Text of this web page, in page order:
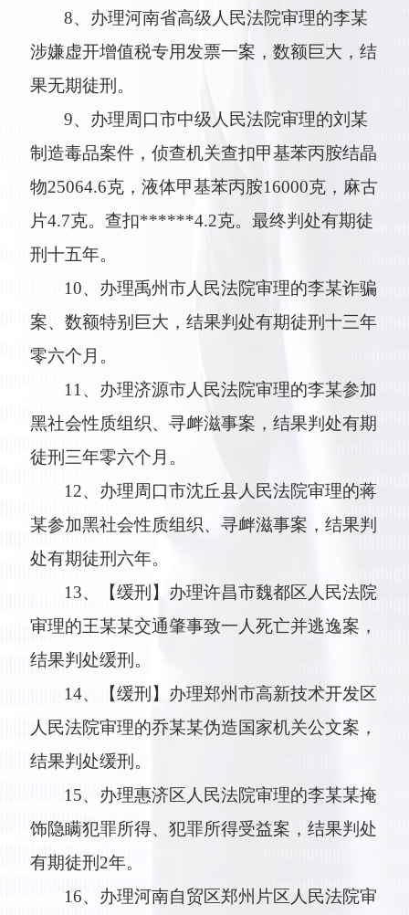
8、办理河南省高级人民法院审理的李某
涉嫌虚开增值税专用发票一案，数额巨大，结
果无期徒刑。
9、办理周口市中级人民法院审理的刘某
制造毒品案件，侦查机关查扣甲基苯丙胺结晶
物25064.6克，液体甲基苯丙胺16000克，麻古
片4.7克。查扣******4.2克。最终判处有期徒
刑十五年。
10、办理禹州市人民法院审理的李某诈骗
案、数额特别巨大，结果判处有期徒刑十三年
零六个月。
11、办理济源市人民法院审理的李某参加
黑社会性质组织、寻衅滋事案，结果判处有期
徒刑三年零六个月。
12、办理周口市沈丘县人民法院审理的蒋
某参加黑社会性质组织、寻衅滋事案，结果判
处有期徒刑六年。
13、【缓刑】办理许昌市魏都区人民法院
审理的王某某交通肇事致一人死亡并逃逸案，
结果判处缓刑。
14、【缓刑】办理郑州市高新技术开发区
人民法院审理的乔某某伪造国家机关公文案，
结果判处缓刑。
15、办理惠济区人民法院审理的李某某掩
饰隐瞒犯罪所得、犯罪所得受益案，结果判处
有期徒刑2年。
16、办理河南自贸区郑州片区人民法院审